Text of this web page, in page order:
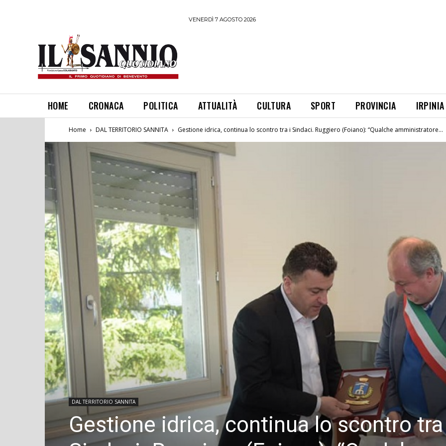
VENERDÌ 7 AGOSTO 2026
HOME CRONACA POLITICA ATTUALITÀ CULTURA SPORT PROVINCIA IRPINIA
Home DAL TERRITORIO SANNITA Gestione idrica, continua lo scontro tra i Sindaci. Ruggiero (Foiano): “Qualche amministratore...
DAL TERRITORIO SANNITA
Gestione idrica, continua lo scontro